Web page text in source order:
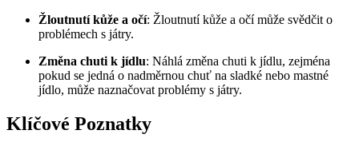
Žloutnutí kůže a očí: Žloutnutí kůže a očí může svědčit o
problémech s játry.
Změna chuti k jídlu: Náhlá změna chuti k jídlu, zejména
pokud se jedná o nadměrnou chuť na sladké nebo mastné
jídlo, může naznačovat problémy s játry.
Klíčové Poznatky